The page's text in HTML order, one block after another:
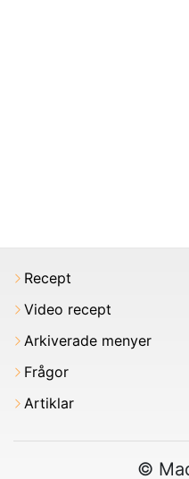
Recept
Video recept
Arkiverade menyer
Frågor
Artiklar
©